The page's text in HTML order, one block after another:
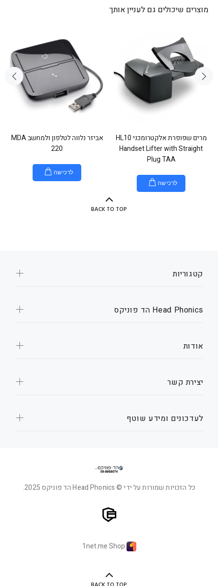
מוצרים שיכולים גם לעניין אותך
אביזר נלווה לטלפון ולמחשב MDA
220
לרכישה
מרים שפופרת אלקטרומכני HL10
Handset Lifter with Straight
Plug TAA
לרכישה
BACK TO TOP
לעדכונים ומידע שוטף
קטגוריות
Head Phonics הד פוניקס
אודות
יצירת קשר
כל הזכויות שמורות על ידי © Head Phonics הד פוניקס 2025.
1net.me Shop